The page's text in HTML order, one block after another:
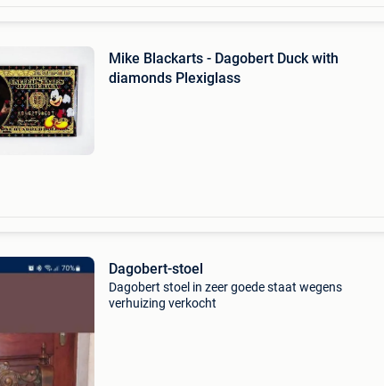
Mike Blackarts - Dagobert Duck with
diamonds Plexiglass
Dagobert-stoel
Dagobert stoel in zeer goede staat wegens
verhuizing verkocht